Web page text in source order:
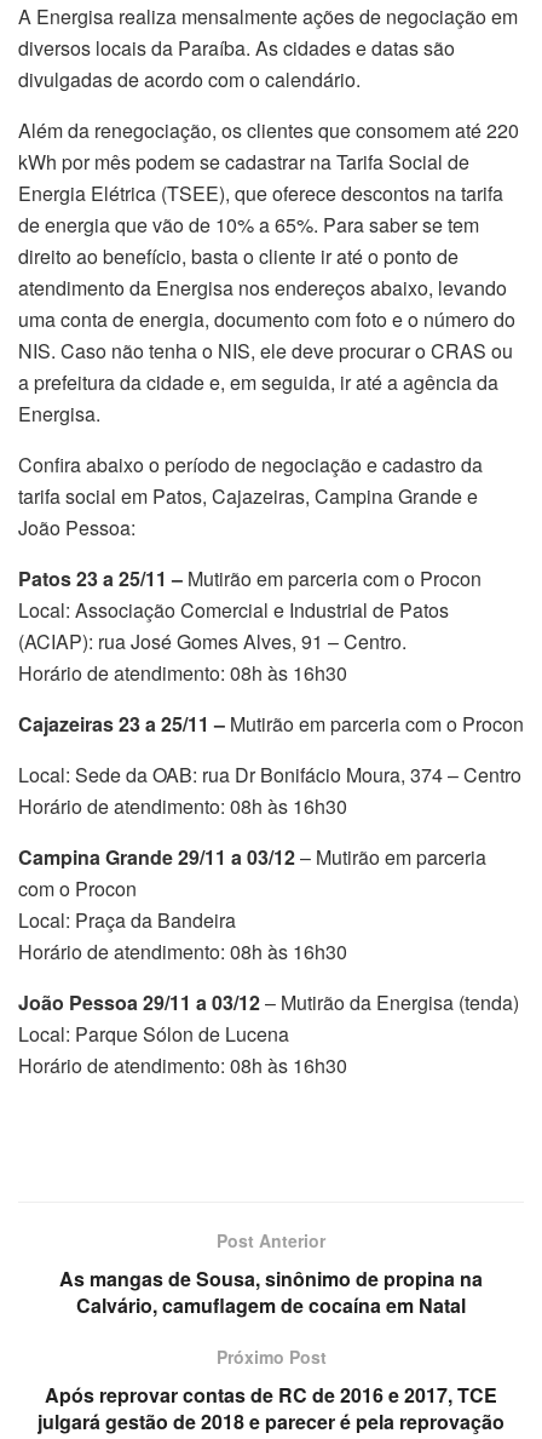
A Energisa realiza mensalmente ações de negociação em
diversos locais da Paraíba. As cidades e datas são
divulgadas de acordo com o calendário.
Além da renegociação, os clientes que consomem até 220
kWh por mês podem se cadastrar na Tarifa Social de
Energia Elétrica (TSEE), que oferece descontos na tarifa
de energia que vão de 10% a 65%. Para saber se tem
direito ao benefício, basta o cliente ir até o ponto de
atendimento da Energisa nos endereços abaixo, levando
uma conta de energia, documento com foto e o número do
NIS. Caso não tenha o NIS, ele deve procurar o CRAS ou
a prefeitura da cidade e, em seguida, ir até a agência da
Energisa.
Confira abaixo o período de negociação e cadastro da
tarifa social em Patos, Cajazeiras, Campina Grande e
João Pessoa:
Patos 23 a 25/11 – Mutirão em parceria com o Procon
Local: Associação Comercial e Industrial de Patos
(ACIAP): rua José Gomes Alves, 91 – Centro.
Horário de atendimento: 08h às 16h30
Cajazeiras 23 a 25/11 – Mutirão em parceria com o Procon
Local: Sede da OAB: rua Dr Bonifácio Moura, 374 – Centro
Horário de atendimento: 08h às 16h30
Campina Grande 29/11 a 03/12– Mutirão em parceria
com o Procon
Local: Praça da Bandeira
Horário de atendimento: 08h às 16h30
João Pessoa 29/11 a 03/12– Mutirão da Energisa (tenda)
Local: Parque Sólon de Lucena
Horário de atendimento: 08h às 16h30
Post Anterior
As mangas de Sousa, sinônimo de propina na
Calvário, camuflagem de cocaína em Natal
Próximo Post
Após reprovar contas de RC de 2016 e 2017, TCE
julgará gestão de 2018 e parecer é pela reprovação